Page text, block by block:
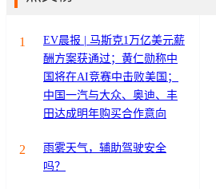
1
EV晨报 | 马斯克1万亿美元薪
酬方案获通过；黄仁勋称中
国将在AI竞赛中击败美国；
中国一汽与大众、奥迪、丰
田达成明年购买合作意向
2
雨雾天气，辅助驾驶安全
吗？